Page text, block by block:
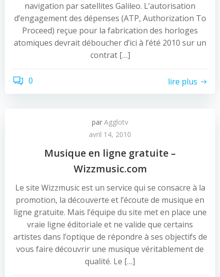
navigation par satellites Galileo. L’autorisation
d’engagement des dépenses (ATP, Authorization To
Proceed) reçue pour la fabrication des horloges
atomiques devrait déboucher d’ici à l’été 2010 sur un
contrat […]
0 lire plus
par Agglotv
avril 14, 2010
Musique en ligne gratuite –
Wizzmusic.com
Le site Wizzmusic est un service qui se consacre à la
promotion, la découverte et l’écoute de musique en
ligne gratuite. Mais l’équipe du site met en place une
vraie ligne éditoriale et ne valide que certains
artistes dans l’optique de répondre à ses objectifs de
vous faire découvrir une musique véritablement de
qualité. Le […]